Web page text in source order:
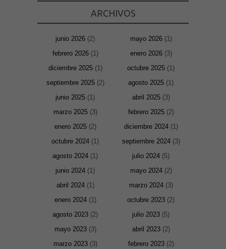
ARCHIVOS
junio 2026 (2) mayo 2026(1)
febrero 2026(1) enero 2026(3)
diciembre 2025(1) octubre 2025 (1)
septiembre 2025(2) agosto 2025 (1)
junio 2025 (1) abril 2025(3)
marzo 2025(3) febrero 2025(2)
enero 2025(2) diciembre 2024(1)
octubre 2024 (1) septiembre 2024(3)
agosto 2024 (1) julio 2024 (5)
junio 2024 (1) mayo 2024(2)
abril 2024(1) marzo 2024(3)
enero 2024(1) octubre 2023 (2)
agosto 2023 (2) julio 2023 (5)
mayo 2023(3) abril 2023(2)
marzo 2023(3) febrero 2023(2)